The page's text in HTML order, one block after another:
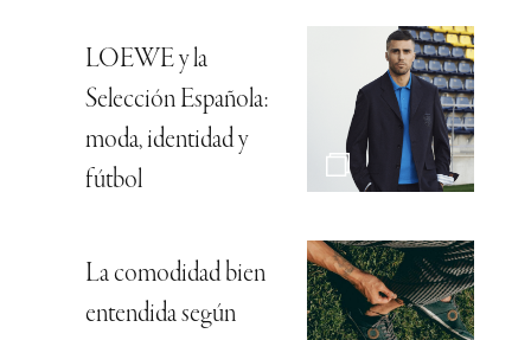
LOEWE y la
Selección Española:
moda, identidad y
fútbol
La comodidad bien
entendida según